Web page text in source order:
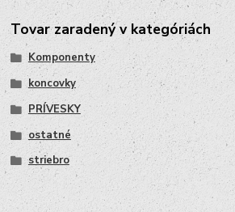
Tovar zaradený v kategóriách
Komponenty
koncovky
PRÍVESKY
ostatné
striebro